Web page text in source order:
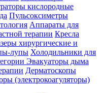
кислородные
Пульсоксиметры
Аппараты для
терапии Кресла
хирургические и
лупы Холодильники для
Эвакуаторы дыма
Дерматоскопы
(электрокоагуляторы)